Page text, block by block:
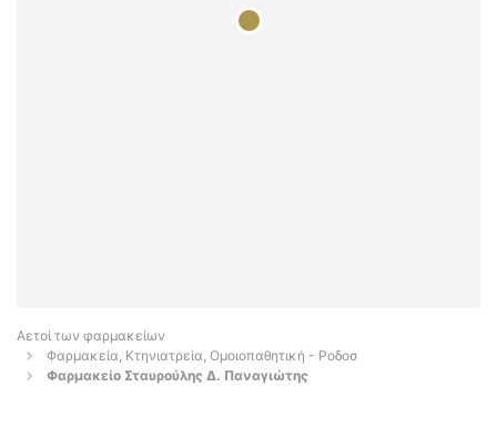
Αετοί των φαρμακείων
Φαρμακεία, Κτηνιατρεία, Ομοιοπαθητική - Ροδοσ
Φαρμακείο Σταυρούλης Δ. Παναγιώτης